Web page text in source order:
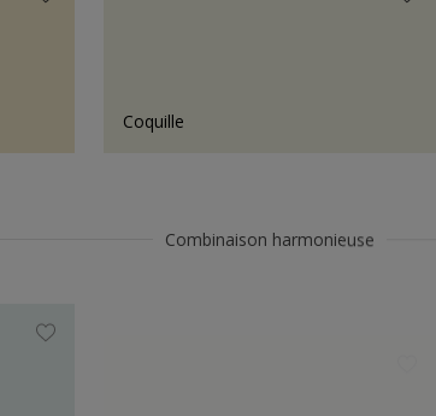
Coquille
Combinaison harmonieuse